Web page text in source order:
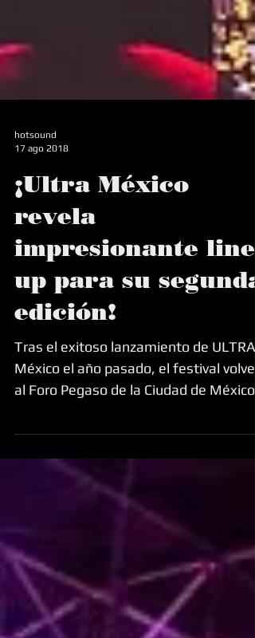
17 ago 2018
¡Ultra México
revela
impresionante line
up para su segunda
edición!
Tras el exitoso lanzamiento de ULTRA
México el año pasado, el festival